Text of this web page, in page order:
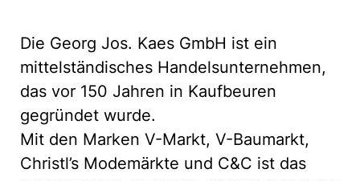
Die Georg Jos. Kaes GmbH ist ein
mittelständisches Handelsunternehmen,
das vor 150 Jahren in Kaufbeuren
gegründet wurde.
Mit den Marken V-Markt, V-Baumarkt,
Christl’s Modemärkte und C&C ist das